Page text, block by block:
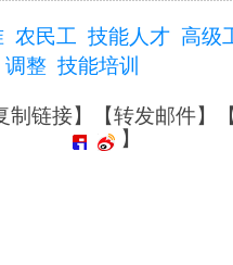
农民工 技能人才 高级
调整 技能培训
制链接】【转发邮件】
】